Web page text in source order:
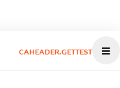
CAHEADER.GETTEST